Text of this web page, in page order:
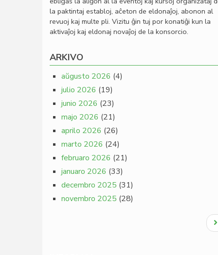
la paktintaj establoj, aĉeton de eldonaĵoj, abonon al
revuoj kaj multe pli. Vizitu ĝin tuj por konatiĝi kun la
aktivaĵoj kaj eldonaj novaĵoj de la konsorcio.
ARKIVO
aŭgusto 2026 (4)
julio 2026 (19)
junio 2026 (23)
majo 2026 (21)
aprilo 2026 (26)
marto 2026 (24)
februaro 2026 (21)
januaro 2026 (33)
decembro 2025 (31)
novembro 2025 (28)